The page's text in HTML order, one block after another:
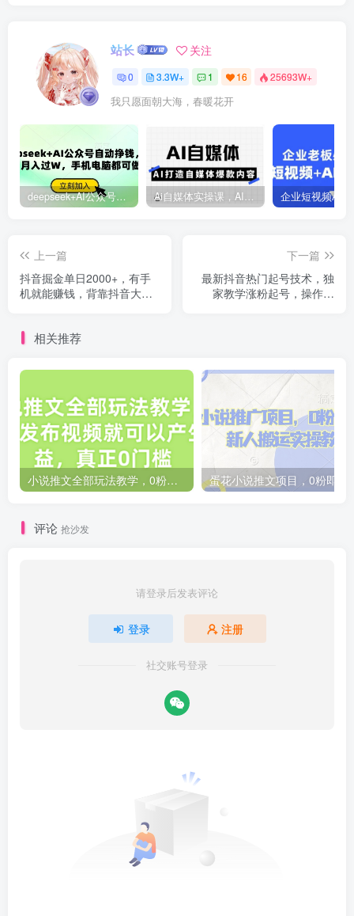
站长 关注
0 3.3W+ 1 16 25693W+
我只愿面朝大海，春暖花开
deepseek+AI公众号自动挣钱，轻松月入过W，手机电脑都可做 Ai自媒体实操课，AI打造自媒体爆款内容
上一篇
抖音掘金单日2000+，有手
机就能赚钱，背靠抖音大厂
下一篇
最新抖音热门起号技术，独
家教学涨粉起号，操作简
相关推荐
小说推文全部玩法教学，0粉丝发布视频就可以产生收益，真正0门槛
评论 抢沙发
请登录后发表评论
登录 注册
社交账号登录